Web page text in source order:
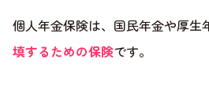
個人年金保険は、国民年金や厚生
填するための保険です。